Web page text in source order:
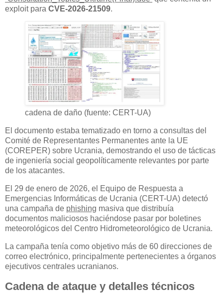
exploit para CVE-2026-21509.
cadena de daño (fuente: CERT-UA)
El documento estaba tematizado en torno a consultas del
Comité de Representantes Permanentes ante la UE
(COREPER) sobre Ucrania, demostrando el uso de tácticas
de ingeniería social geopolíticamente relevantes por parte
de los atacantes.
El 29 de enero de 2026, el Equipo de Respuesta a
Emergencias Informáticas de Ucrania (CERT-UA) detectó
una campaña de phishing masiva que distribuía
documentos maliciosos haciéndose pasar por boletines
meteorológicos del Centro Hidrometeorológico de Ucrania.
La campaña tenía como objetivo más de 60 direcciones de
correo electrónico, principalmente pertenecientes a órganos
ejecutivos centrales ucranianos.
Cadena de ataque y detalles técnicos